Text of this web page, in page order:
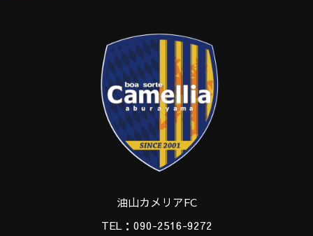
油山カメリアFC
TEL：090-2516-9272